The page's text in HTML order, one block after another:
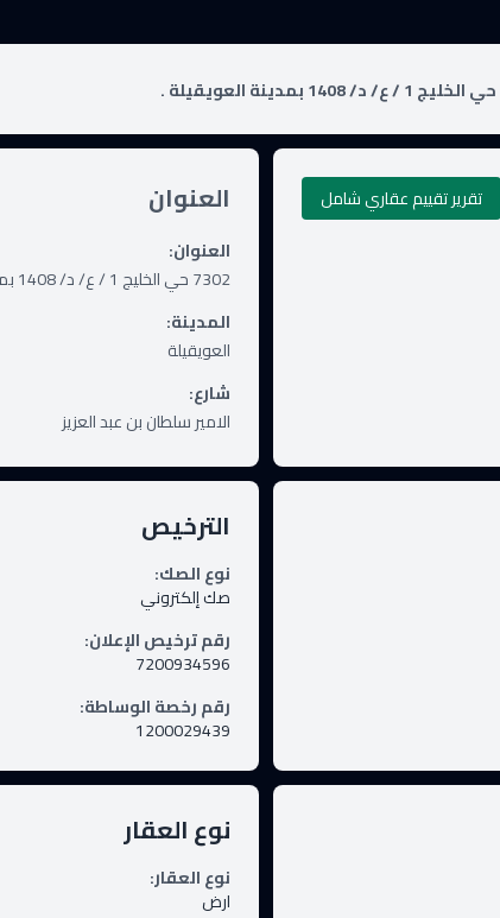
حي الخليج 1 / ع/ د/ 1408 بمدينة العويقيلة .
تقرير تقييم عقاري شامل
العنوان
العنوان:
7302 حي الخليج 1 / ع/ د/ 1408 بمدينة العويقيلة .
المدينة:
العويقيلة
شارع:
الامير سلطان بن عبد العزيز
الترخيص
نوع الصك:
صك إلكتروني
رقم ترخيص الإعلان:
7200934596
رقم رخصة الوساطة:
1200029439
نوع العقار
نوع العقار:
ارض